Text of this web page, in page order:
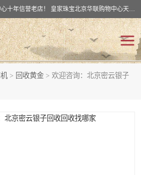
北京华联BHG mall集团购物中心十年信誉老店！ 皇家珠宝北京华联购物中心天时名苑店竭诚欢迎您。 北京市通州区（八通线）通州北苑地铁华联购物中心一层皇家珠宝 北京皇家珠宝通州黄金回收黄金首饰加工店（八通线: 通州北苑地铁华联店）：通州区通州北苑地铁华联购物中心一层皇家珠宝。
> 回收黄金 > 欢迎咨询：北京密云银子
回收钻石